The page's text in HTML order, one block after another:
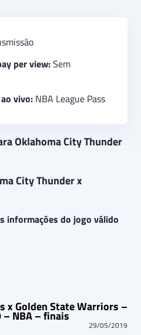
per view:Sem
vivo: NBA League Pass
Oklahoma City Thunder
City Thunder x
informações do jogo válido
x Golden State Warriors –
NBA – finais
29/05/2019